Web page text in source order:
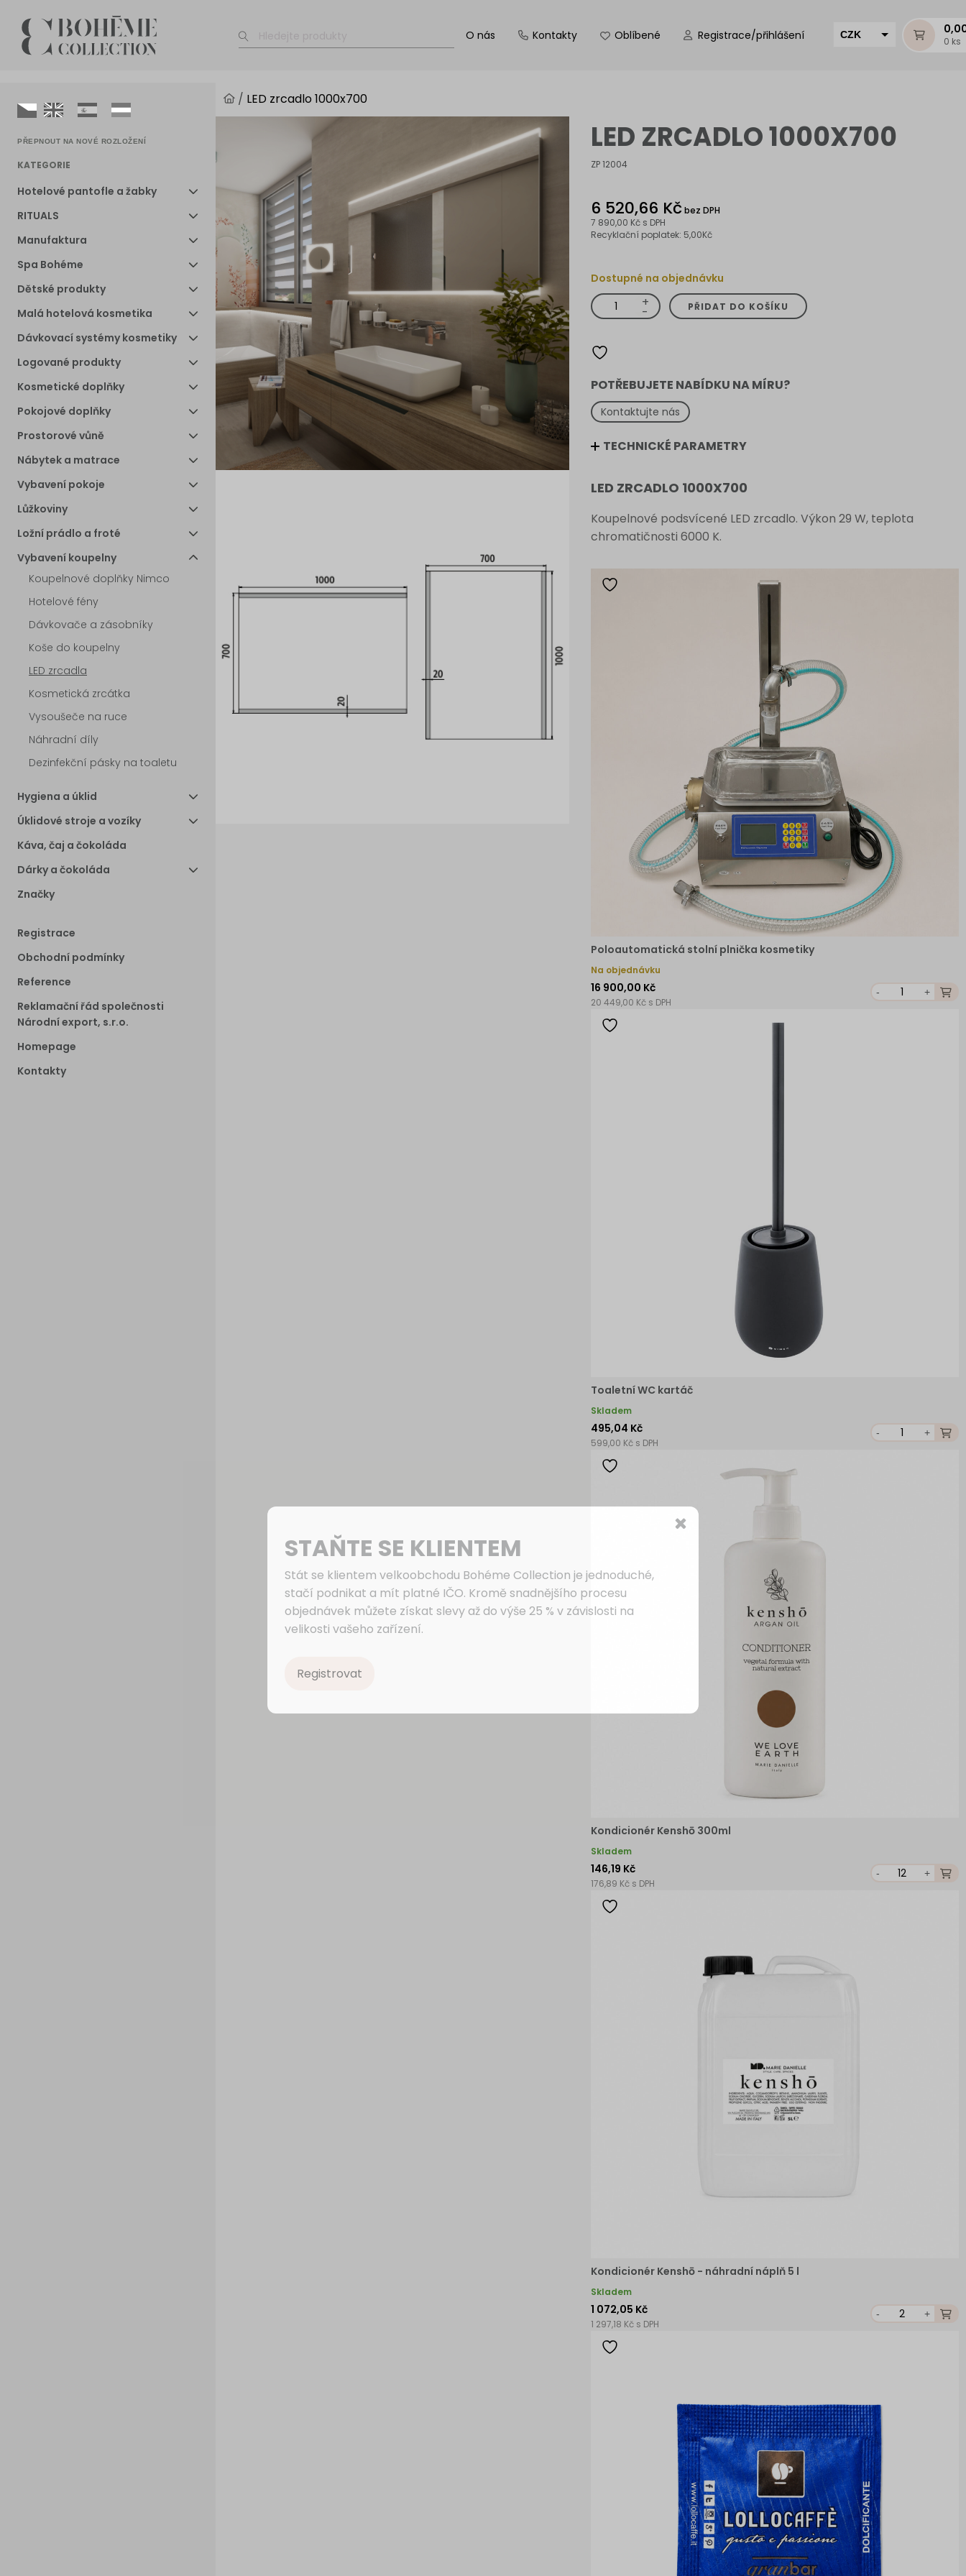
O nás Kontakty Oblíbené Registrace/přihlášení CZK
0 ks
PŘEPNOUT NA NOVÉ ROZLOŽENÍ
KATEGORIE
Hotelové pantofle a žabky
RITUALS
Manufaktura
Spa Bohéme
Dětské produkty
Malá hotelová kosmetika
Dávkovací systémy kosmetiky
Logované produkty
Kosmetické doplňky
Pokojové doplňky
Prostorové vůně
Nábytek a matrace
Vybavení pokoje
Lůžkoviny
Ložní prádlo a froté
Vybavení koupelny
Koupelnové doplňky Nimco
Hotelové fény
Dávkovače a zásobníky
Koše do koupelny
LED zrcadla
Kosmetická zrcátka
Vysoušeče na ruce
Náhradní díly
Dezinfekční pásky na toaletu
Hygiena a úklid
Úklidové stroje a vozíky
Káva, čaj a čokoláda
Dárky a čokoláda
Značky
Registrace
Obchodní podmínky
Reference
Reklamační řád společnosti
Národní export, s.r.o.
Homepage
Kontakty
/ LED zrcadlo 1000x700
LED ZRCADLO 1000X700
ZP 12004
6 520,66 Kčbez DPH
7 890,00 Kč s DPH
Recyklační poplatek: 5,00Kč
Dostupné na objednávku
LED
zrcadlo
1000x700
+
- PŘIDAT DO KOŠÍKU
POTŘEBUJETE NABÍDKU NA MÍRU?
Kontaktujte nás
TECHNICKÉ PARAMETRY
LED ZRCADLO 1000X700
Koupelnové podsvícené LED zrcadlo. Výkon 29 W, teplota
chromatičnosti 6000 K.
Poloautomatická stolní plnička kosmetiky
Na objednávku
16 900,00 Kč
20 449,00 Kč s DPH
- +
Toaletní WC kartáč
Skladem
495,04 Kč
599,00 Kč s DPH
- +
Kondicionér Kenshō 300ml
Skladem
146,19 Kč
176,89 Kč s DPH
- +
Kondicionér Kenshō - náhradní náplň 5 l
Skladem
1 072,05 Kč
1 297,18 Kč s DPH
- +
STAŇTE SE KLIENTEM
Stát se klientem velkoobchodu Bohéme Collection je jednoduché,
stačí podnikat a mít platné IČO. Kromě snadnějšího procesu
objednávek můžete získat slevy až do výše 25 % v závislosti na
velikosti vašeho zařízení.
Registrovat